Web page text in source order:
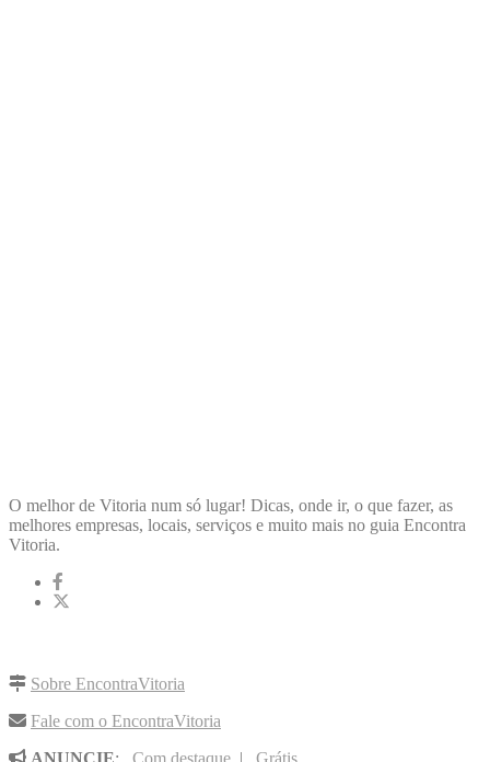
O melhor de Vitoria num só lugar! Dicas, onde ir, o que fazer, as
melhores empresas, locais, serviços e muito mais no guia Encontra
Vitoria.
Sobre EncontraVitoria
Fale com o EncontraVitoria
ANUNCIE: Com destaque | Grátis